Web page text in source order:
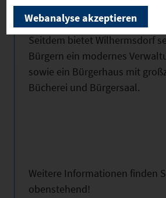
Zwischen 2000 und 2005
erweiterte man das Rathaus
Seitdem bietet Wilhermsdorf
Bürgern ein modernes
sowie ein Bürgerhaus mit
Bücherei und Bürgersaal.
Weitere Informationen finden
obenstehend!
Webanalyse akzeptieren